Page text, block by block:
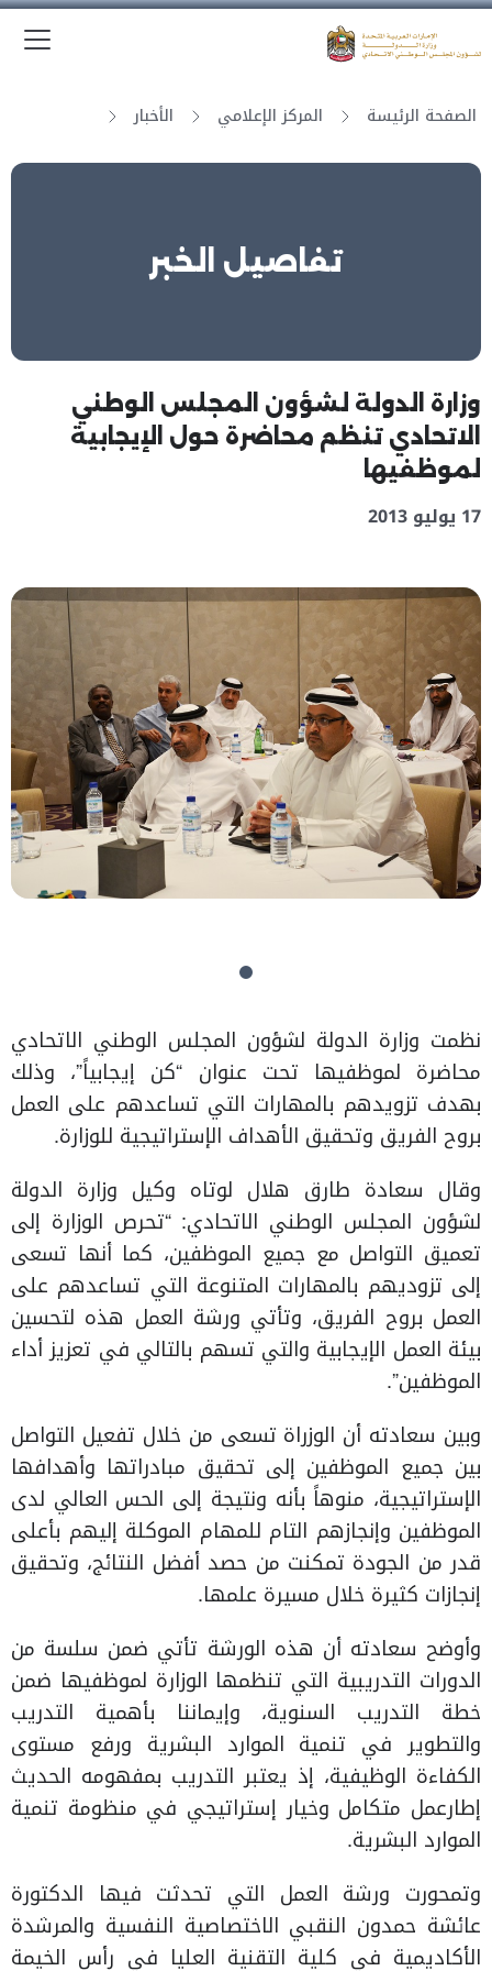
الصفحة الرئيسة المركز الإعلامي الأخبار
تفاصيل الخبر
وزارة الدولة لشؤون المجلس الوطني
الاتحادي تنظم محاضرة حول الإيجابية
لموظفيها
17 يوليو 2013
نظمت وزارة الدولة لشؤون المجلس الوطني الاتحادي
محاضرة لموظفيها تحت عنوان “كن إيجابياً”، وذلك
بهدف تزويدهم بالمهارات التي تساعدهم على العمل
بروح الفريق وتحقيق الأهداف الإستراتيجية للوزارة.
وقال سعادة طارق هلال لوتاه وكيل وزارة الدولة
لشؤون المجلس الوطني الاتحادي: “تحرص الوزارة إلى
تعميق التواصل مع جميع الموظفين، كما أنها تسعى
إلى تزوديهم بالمهارات المتنوعة التي تساعدهم على
العمل بروح الفريق، وتأتي ورشة العمل هذه لتحسين
بيئة العمل الإيجابية والتي تسهم بالتالي في تعزيز أداء
الموظفين”.
وبين سعادته أن الوزراة تسعى من خلال تفعيل التواصل
بين جميع الموظفين إلى تحقيق مبادراتها وأهدافها
الإستراتيجية، منوهاً بأنه ونتيجة إلى الحس العالي لدى
الموظفين وإنجازهم التام للمهام الموكلة إليهم بأعلى
قدر من الجودة تمكنت من حصد أفضل النتائج، وتحقيق
إنجازات كثيرة خلال مسيرة علمها.
وأوضح سعادته أن هذه الورشة تأتي ضمن سلسة من
الدورات التدريبية التي تنظمها الوزارة لموظفيها ضمن
خطة التدريب السنوية، وإيماننا بأهمية التدريب
والتطوير في تنمية الموارد البشرية ورفع مستوى
الكفاءة الوظيفية، إذ يعتبر التدريب بمفهومه الحديث
إطارعمل متكامل وخيار إستراتيجي في منظومة تنمية
الموارد البشرية.
وتمحورت ورشة العمل التي تحدثت فيها الدكتورة
عائشة حمدون النقبي الاختصاصية النفسية والمرشدة
الأكاديمية في كلية التقنية العليا في رأس الخيمة